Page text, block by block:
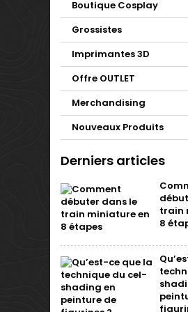
Boutique Cosplay
Grossistes
Imprimantes 3D
Offre OUTLET
Merchandising
Nouveaux Produits
Derniers articles
train
8